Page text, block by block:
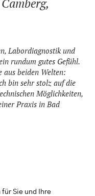
Labordiagnostik und
rundum gutes Gefühl.
aus beiden Welten:
bin sehr stolz auf die
Möglichkeiten,
Praxis in Bad
Sie und Ihre